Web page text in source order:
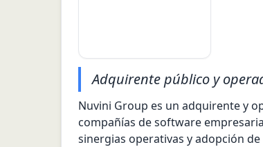
Adquirente público y
Nuvini Group es un adquirente y
compañías de software
sinergias operativas y adopción